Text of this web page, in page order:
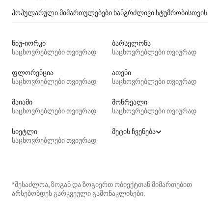
პოპულარული მიმართულებები ხანგრძლივი სტუმრობისთვის
ნიუ-იორკი
საცხოვრებლები თვიურად
ბარსელონა
საცხოვრებლები თვიურად
ფლორენცია
საცხოვრებლები თვიურად
ათენი
საცხოვრებლები თვიურად
მაიამი
საცხოვრებლები თვიურად
მონრეალი
საცხოვრებლები თვიურად
სიეტლი
საცხოვრებლები თვიურად
მეტის ჩვენება
*შესაძლოა, ზოგან და ზოგიერთ ობიექტთან მიმართებით
არსებობდეს გარკვეული გამონაკლისები.